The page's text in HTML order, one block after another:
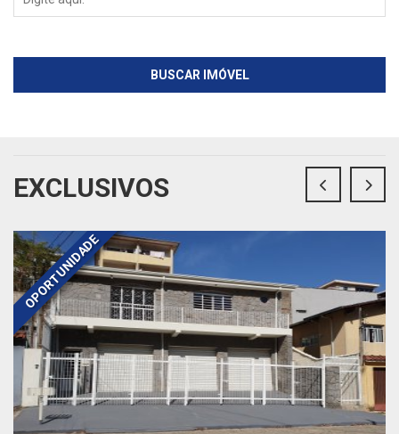
BUSCAR IMÓVEL
EXCLUSIVOS
OPORTUNIDADE